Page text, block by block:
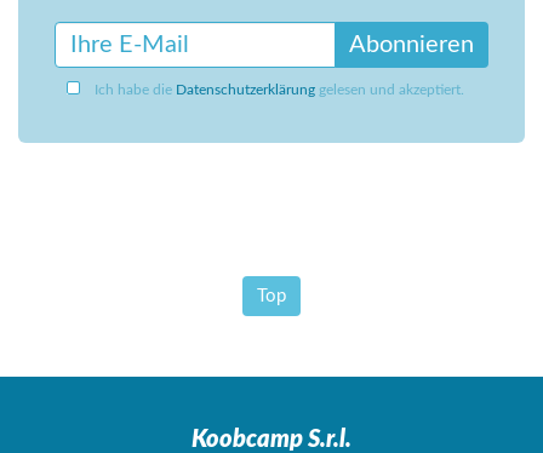
Abonnieren
Ich habe die Datenschutzerklärung gelesen und akzeptiert.
Top
Koobcamp S.r.l.